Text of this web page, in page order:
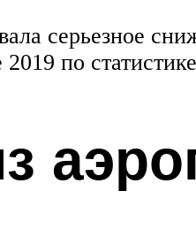
серьезное
по